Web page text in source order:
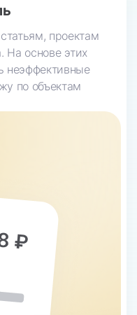
проектам
На основе этих
неэффективные
по объектам